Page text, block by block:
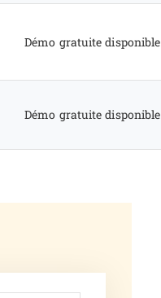
Démo gratuite disponible
Démo gratuite disponible